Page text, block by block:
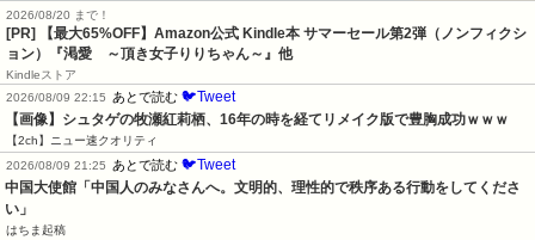
2026/08/20 まで！
[PR]
【最大65%OFF】Amazon公式 Kindle本 サマーセール第2弾（ノンフィクシ
ョン）『渇愛 ～頂き女子りりちゃん～』他
Kindleストア
2026/08/09 22:15
あとで読む 🐦Tweet
【画像】シュタゲの牧瀬紅莉栖、16年の時を経てリメイク版で豊胸成功ｗｗｗ
【2ch】ニュー速クオリティ
2026/08/09 21:25
あとで読む 🐦Tweet
中国大使館「中国人のみなさんへ。文明的、理性的で秩序ある行動をしてくださ
い」
はちま起稿